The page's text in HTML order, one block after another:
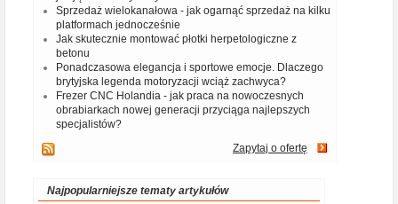
Sprzedaż wielokanałowa - jak ogarnąć sprzedaż na kilku
platformach jednocześnie
Jak skutecznie montować płotki herpetologiczne z
betonu
Ponadczasowa elegancja i sportowe emocje. Dlaczego
brytyjska legenda motoryzacji wciąż zachwyca?
Frezer CNC Holandia - jak praca na nowoczesnych
obrabiarkach nowej generacji przyciąga najlepszych
specjalistów?
Zapytaj o ofertę
Najpopularniejsze tematy artykułów